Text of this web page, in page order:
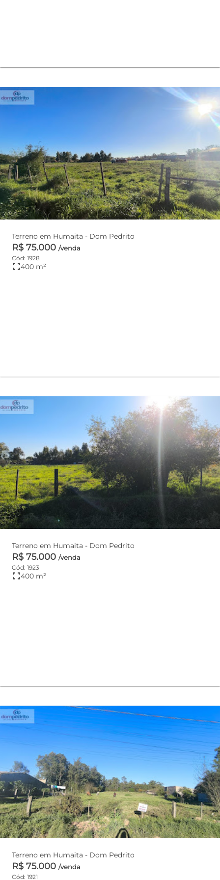
Terreno em Humaita - Dom Pedrito
R$ 75.000 /venda
Cód: 1928
fullscreen400 m²
Terreno em Humaita - Dom Pedrito
R$ 75.000 /venda
Cód: 1923
fullscreen400 m²
Terreno em Humaita - Dom Pedrito
R$ 75.000 /venda
Cód: 1921